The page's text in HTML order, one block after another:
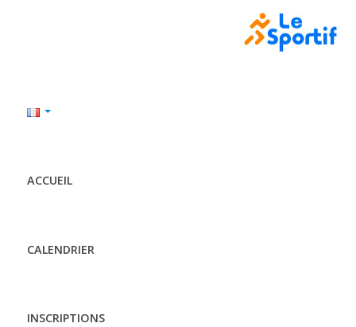
ACCUEIL
CALENDRIER
INSCRIPTIONS